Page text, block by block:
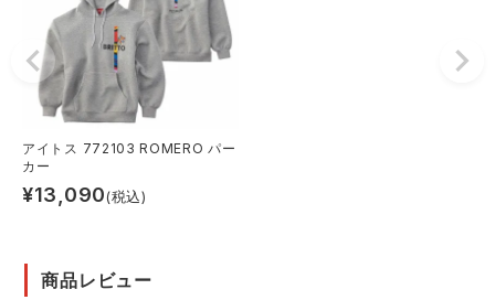
アイトス 772103 ROMERO パー
カー
¥13,090(税込)
商品レビュー